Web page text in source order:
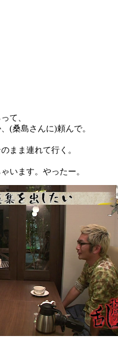
て、
(桑島さんに)頼んで。
まま連れて行く。
います。やったー。